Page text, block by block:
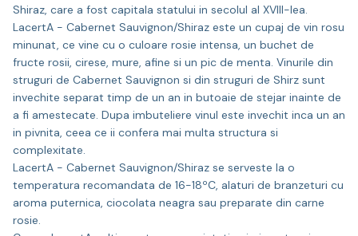
Shiraz, care a fost capitala statului in secolul al XVIII-lea.
LacertA - Cabernet Sauvignon/Shiraz este un cupaj de vin rosu
minunat, ce vine cu o culoare rosie intensa, un buchet de
fructe rosii, cirese, mure, afine si un pic de menta. Vinurile din
struguri de Cabernet Sauvignon si din struguri de Shirz sunt
invechite separat timp de un an in butoaie de stejar inainte de
a fi amestecate. Dupa imbuteliere vinul este invechit inca un an
in pivnita, ceea ce ii confera mai multa structura si
complexitate.
LacertA - Cabernet Sauvignon/Shiraz se serveste la o
temperatura recomandata de 16-18ºC, alaturi de branzeturi cu
aroma puternica, ciocolata neagra sau preparate din carne
rosie.